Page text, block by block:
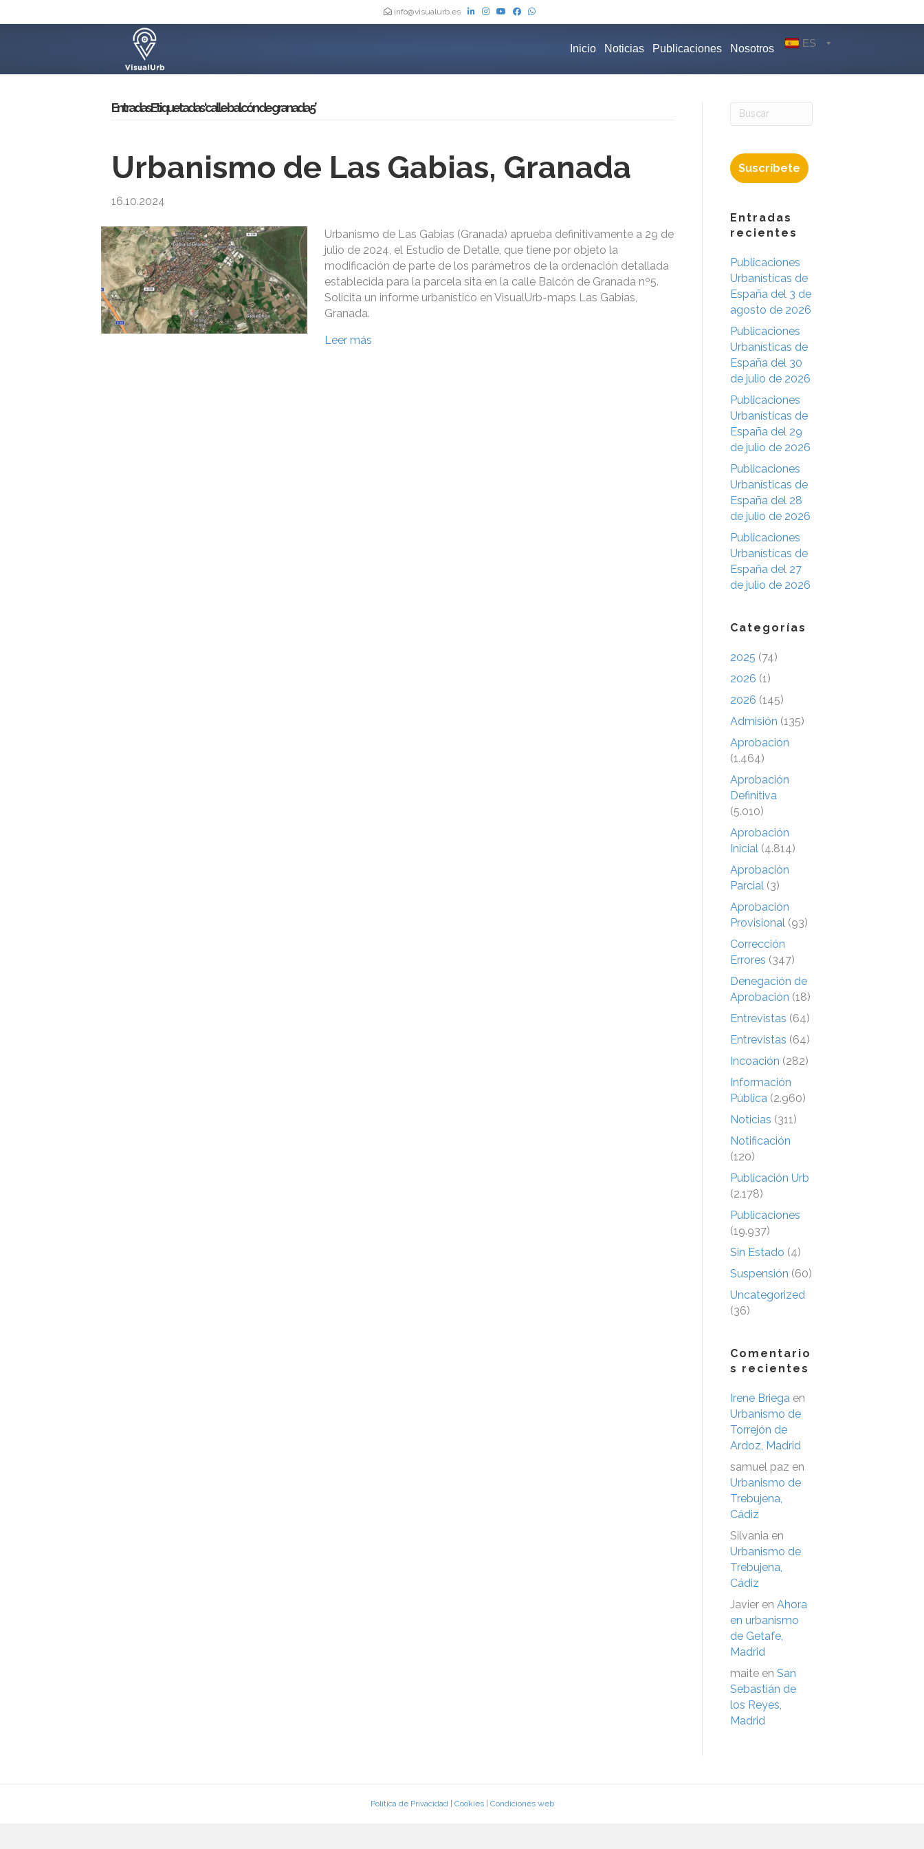
info@visualurb.es
Inicio Noticias Publicaciones Nosotros ES
Entradas Etiquetadas ‘calle balcón de granada 5’
Urbanismo de Las Gabias, Granada
16.10.2024
Urbanismo de Las Gabias (Granada) aprueba definitivamente a 29 de
julio de 2024, el Estudio de Detalle, que tiene por objeto la
modificación de parte de los parámetros de la ordenación detallada
establecida para la parcela sita en la calle Balcón de Granada nº5.
Solicita un informe urbanístico en VisualUrb-maps Las Gabias,
Granada.
Leer más
Suscríbete
Entradas
recientes
Publicaciones
Urbanísticas de
España del 3 de
agosto de 2026
Publicaciones
Urbanísticas de
España del 30
de julio de 2026
Publicaciones
Urbanísticas de
España del 29
de julio de 2026
Publicaciones
Urbanísticas de
España del 28
de julio de 2026
Publicaciones
Urbanísticas de
España del 27
de julio de 2026
Categorías
2025 (74)
2026 (1)
2026 (145)
Admisión (135)
Aprobación
(1.464)
Aprobación
Definitiva
(5.010)
Aprobación
Inicial (4.814)
Aprobación
Parcial (3)
Aprobación
Provisional (93)
Corrección
Errores (347)
Denegación de
Aprobación (18)
Entrevistas (64)
Entrevistas (64)
Incoación (282)
Información
Pública (2.960)
Noticias (311)
Notificación
(120)
Publicación Urb
(2.178)
Publicaciones
(19.937)
Sin Estado (4)
Suspensión (60)
Uncategorized
(36)
Comentario
s recientes
Irene Briega en
Urbanismo de
Torrejón de
Ardoz, Madrid
samuel paz en
Urbanismo de
Trebujena,
Cádiz
Silvania en
Urbanismo de
Trebujena,
Cádiz
Javier en Ahora
en urbanismo
de Getafe,
Madrid
maite en San
Sebastián de
los Reyes,
Madrid
Política de Privacidad| Cookies| Condiciones web